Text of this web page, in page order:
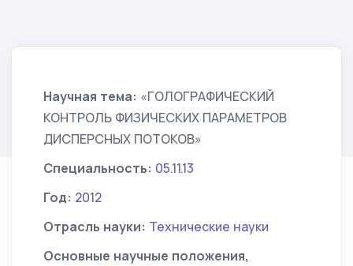
Научная тема: «ГОЛОГРАФИЧЕСКИЙ
КОНТРОЛЬ ФИЗИЧЕСКИХ ПАРАМЕТРОВ
ДИСПЕРСНЫХ ПОТОКОВ»
Специальность: 05.11.13
Год: 2012
Отрасль науки: Технические науки
Основные научные положения,